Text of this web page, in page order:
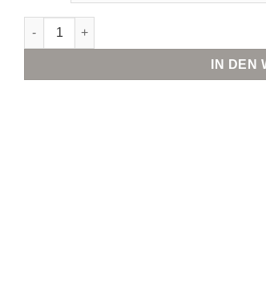
Rich & Royal Culotte Patched Pockets Menge
IN DEN